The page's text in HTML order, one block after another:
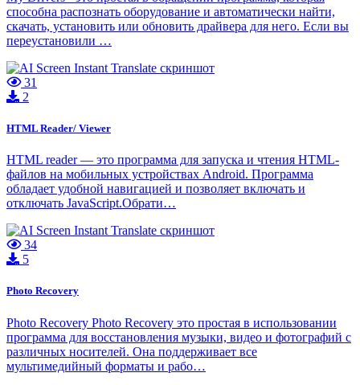
способна распознать оборудование и автоматически найти,
скачать, установить или обновить драйвера для него. Если вы
переустановили …
31
2
HTML Reader/ Viewer
HTML reader — это программа для запуска и чтения HTML-
файлов на мобильных устройствах Android. Программа
обладает удобной навигацией и позволяет включать и
отключать JavaScript.Обрати…
34
5
Photo Recovery
Photo Recovery Photo Recovery это простая в использовании
программа для восстановления музыки, видео и фотографий с
различных носителей. Она поддерживает все
мультимедийный форматы и рабо…